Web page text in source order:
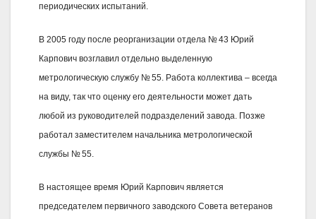
периодических испытаний.
В 2005 году после реорганизации отдела № 43 Юрий
Карпович возглавил отдельно выделенную
метрологическую службу № 55. Работа коллектива – всегда
на виду, так что оценку его деятельности может дать
любой из руководителей подразделений завода. Позже
работал заместителем начальника метрологической
службы № 55.
В настоящее время Юрий Карпович является
председателем первичного заводского Совета ветеранов